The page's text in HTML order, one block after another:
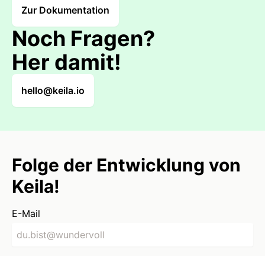
Zur Dokumentation
Noch Fragen?
Her damit!
hello@keila.io
Folge der Entwicklung von
Keila!
E-Mail